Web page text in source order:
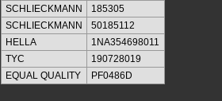
SCHLIECKMANN
185305
SCHLIECKMANN
50185112
HELLA
1NA354698011
TYC
190728019
EQUAL QUALITY
PF0486D